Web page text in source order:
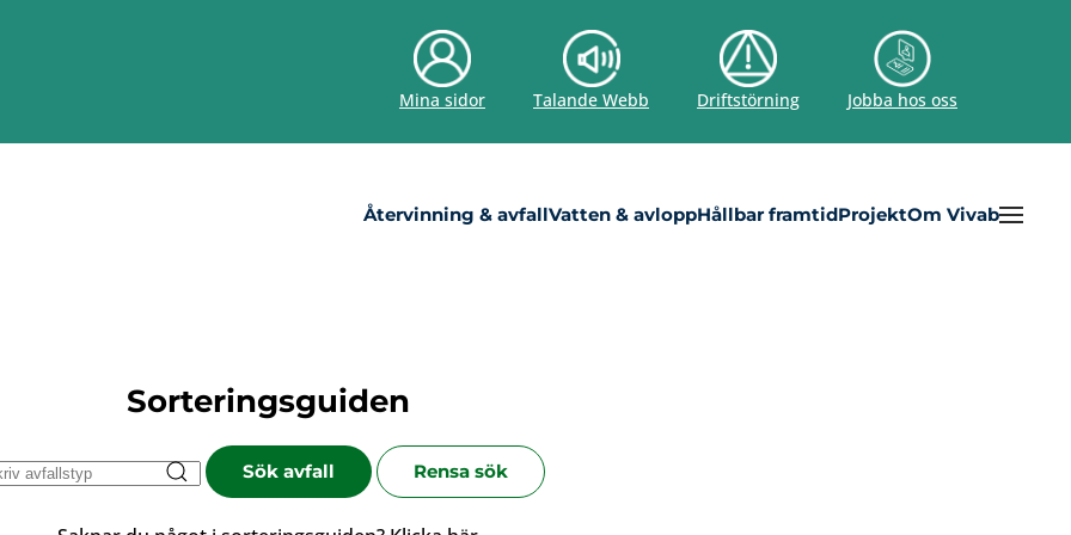
Mina sidor Talande Webb Driftstörning Jobba hos oss
Återvinning & avfallVatten & avloppHållbar framtidProjektOm Vivab
Sorteringsguiden
Sök avfall Rensa sök